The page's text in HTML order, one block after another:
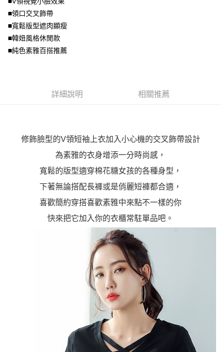
1.本服務係由「台灣大哥大股份有限公司」（以下簡稱本公司）所提供，讓
用戶於交易時，得透過本服務購買商品或服務，並由商店將買賣／分期付款
買賣價金債權讓與本公司後，依約使用本公司帳單繳交帳款。
資料（包含姓名、電話或地址）提供予台灣大哥大進項蒐集、處理及利用，
由本公司與您本人進行分期帳單所需資料之確認、核對及更正。
※ 請注意：結帳手續完成當下不需立刻繳費，但若您需要取消訂單，請聯絡
購買商品的店家。未經商家同意取消之訂單仍視為有效，需透過AFTEE先享
後付繳納相關費用。
※ 交易是否成功請以「AFTEE先享後付 」之結帳頁面顯示為準，若有關於
是否繳費成功／繳費後需取消欲退款等相關疑問，請聯繫「AFTEE先享後付
客戶支援中心」https://netprotections.freshdesk.com/support/home
易，需依本服務之必要範圍內提供個人資料，並將交易相關給付款項請求債
權轉讓予恩沛科技股份有限公司。
「AFTEE先享後付」，若未經同意申辦者引起之損失，本公司不負相關責
任。
４．使用「AFTEE先享後付」時，將依據個別帳號之用戶狀況，依本公司即
請求用戶進行身份認證。
恩沛科技股份有限公司將有權停止該用戶之使用額度並採取法律行動。
7-11取貨付款
每筆NT$70，滿NT$799(含以上)免運費
付款後7-11取貨
每筆NT$70，滿NT$699(含以上)免運費
■領口交叉飾帶
■寬鬆版型遮肉顯瘦
■韓妞風格休閒款
■純色素雅百搭推薦
詳細說明 相關推薦
修飾臉型的V領短袖上衣加入小心機的交叉飾帶設計
為素雅的衣身增添一分時尚感，
寬鬆的版型適穿棉花糖女孩的各種身型，
下著無論搭配長褲或是俏麗短褲都合適，
喜歡簡約穿搭喜歡素雅中來點不一樣的你
快來把它加入你的衣櫃常駐單品吧。